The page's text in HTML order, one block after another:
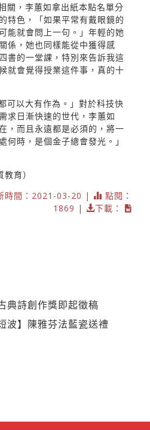
關，李蕙如拿出紙本點名單分
特色，「如果平常有戴眼鏡的
能就會問上一句。」年輕的她
係，她也同樣能從中獲得感
書的一堂課，特別來告訴我這
就會覺得授業這件事，真的十
可以大有作為。」對於科技快
求日漸快速的世代，李蕙如
，而且永遠都是必須的，將一
何時，是個金子總會發光。」
育）
時間：2021-03-20 |
點閱：
1869 |
下載：
典詩創作獎即起徵稿
波】陳雅芬法藍瓷送禮